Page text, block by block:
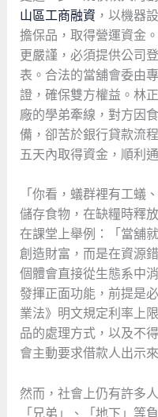
山區工商融資 ，以機器
擔保品，取得營運資金
更嚴謹，必須提供公司
表。合法的當舖會委由
證，確保雙方權益。林
廠的學弟牽線，對方因
備，卻苦於銀行貸款流
五天內取得資金，順利
「你看，蟻群裡有工蟻
儲存食物，在缺糧時釋
在課堂上舉例：「當舖
創造財富，而是在資源
個體會直接從生態系中
發揮正面功能，前提是
業法》明文規定利率上
品的處理方式，以及不
會主動要求借款人出示
然而，社會上仍有許多
「兄弟」、「地下」等